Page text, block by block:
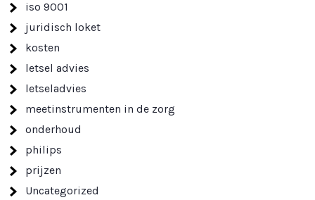
iso 9001
juridisch loket
kosten
letsel advies
letseladvies
meetinstrumenten in de zorg
onderhoud
philips
prijzen
Uncategorized